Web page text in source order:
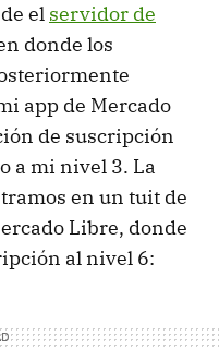
el servidor de
donde los
app de Mercado
de suscripción
a mi nivel 3. La
en un tuit de
Libre, donde
al nivel 6: